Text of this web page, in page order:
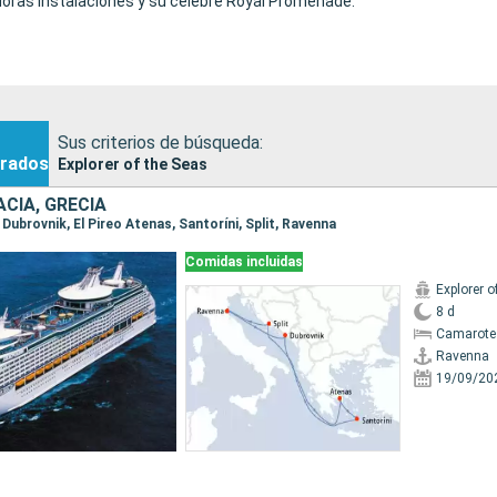
Sus criterios de búsqueda:
Explorer of the Seas
GRECIA
El Pireo Atenas, Santoríni, Split, Ravenna
Comidas incluidas
Explorer
8 d
Ravenna
19/09/